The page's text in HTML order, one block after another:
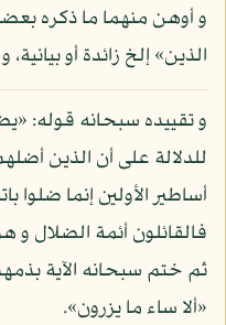
و أوهن منهما ما ذكره
الذين» إلخ زائدة أو
و تقييده سبحانه قوله:
للدلالة على أن الذين
أساطير الأولين إنما ضلوا
فالقائلون أئمة الضلال و
ثم ختم سبحانه الآية
«ألا ساء ما يزرون».